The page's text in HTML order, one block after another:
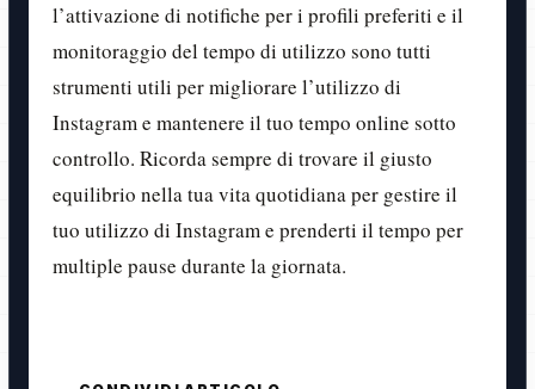
l’attivazione di notifiche per i profili preferiti e il
monitoraggio del tempo di utilizzo sono tutti
strumenti utili per migliorare l’utilizzo di
Instagram e mantenere il tuo tempo online sotto
controllo. Ricorda sempre di trovare il giusto
equilibrio nella tua vita quotidiana per gestire il
tuo utilizzo di Instagram e prenderti il tempo per
multiple pause durante la giornata.